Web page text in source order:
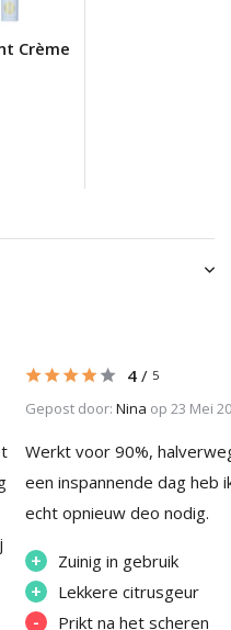
Crème
4 / 5
Gepost door: Nina op 23 Mei
Werkt voor 90%,
een inspannende dag heb
echt opnieuw deo nodig.
+ Zuinig in gebruik
+ Lekkere citrusgeur
- Prikt na het scheren